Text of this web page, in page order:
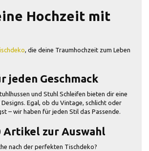
Hochzeit mit
, die deine Traumhochzeit zum Leben
Geschmack
und Stuhl Schleifen bieten dir eine
Egal, ob du Vintage, schlicht oder
– wir haben für jeden Stil das Passende.
Artikel zur Auswahl
nach der perfekten Tischdeko?